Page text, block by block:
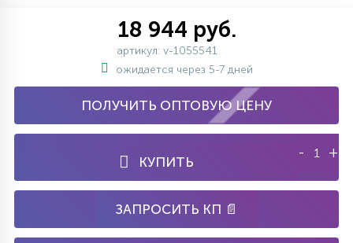
18 944 руб.
артикул: v-1055541
ожидается через 5-7 дней
ПОЛУЧИТЬ ОПТОВУЮ ЦЕНУ
КУПИТЬ
- +
ЗАПРОСИТЬ КП 📄